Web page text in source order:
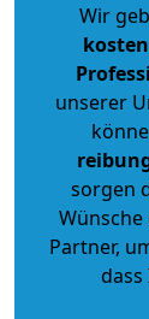
Wir
unserer
sorgen
Partner,